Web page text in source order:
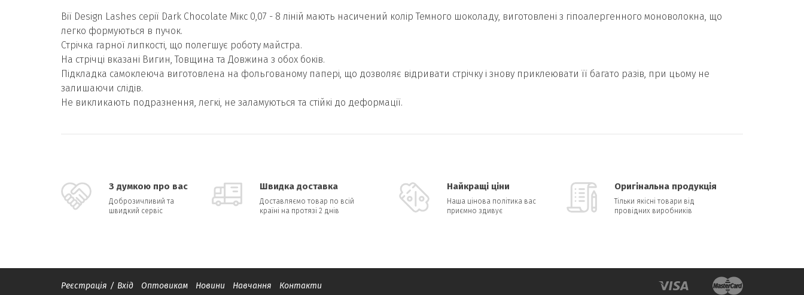
Вії Design Lashes серії Dark Chocolate Мікс 0,07 - 8 ліній мають насичений колір Темного шоколаду, виготовлені з гіпоалергенного моноволокна, що
легко формуються в пучок.
Стрічка гарної липкості, що полегшує роботу майстра.
На стрічці вказані Вигин, Товщина та Довжина з обох боків.
Підкладка самоклеюча виготовлена ​​на фольгованому папері, що дозволяє відривати стрічку і знову приклеювати її багато разів, при цьому не
залишаючи слідів.
Не викликають подразнення, легкі, не заламуються та стійкі до деформації.
З думкою про вас
Доброзичливий та
швидкий сервіс
Швидка доставка
Доставляємо товар по всій
країні на протязі 2 днів
Найкращі ціни
Наша цінова політика вас
приємно здивує
Оригінальна продукція
Тільки якісні товари від
провідних виробників
Реєстрація / Вхід Оптовикам Новини Навчання Контакти